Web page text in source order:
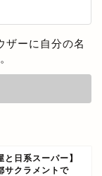
ザーに自分の名
と日系スーパー】
サクラメントで